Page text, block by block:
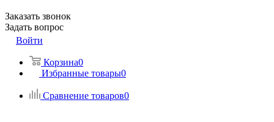
Заказать звонок
Задать вопрос
Войти
Корзина0
Избранные товары0
Сравнение товаров0